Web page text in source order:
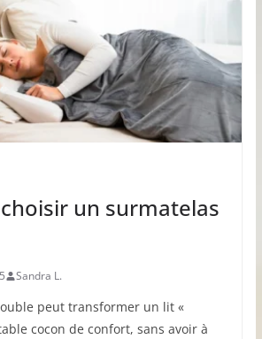
un surmatelas
Sandra L.
peut transformer un lit «
cocon de confort, sans avoir à